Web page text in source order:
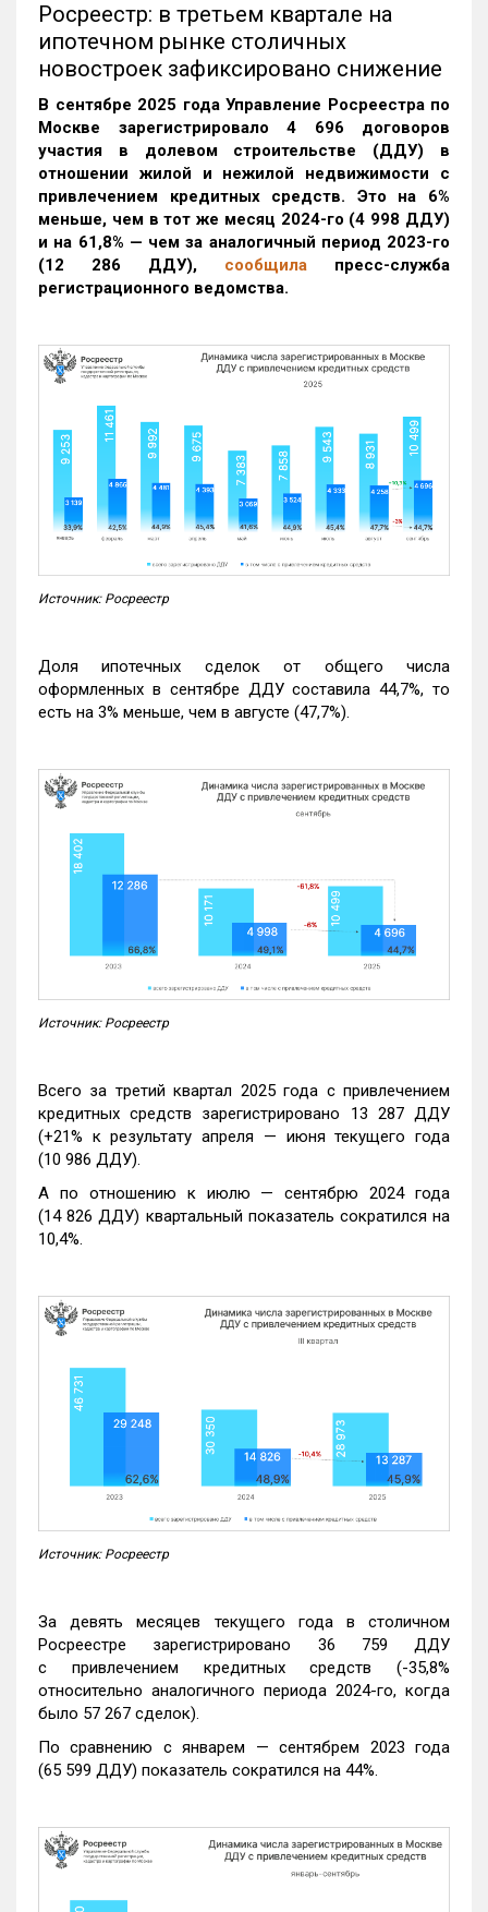
Росреестр: в третьем квартале на
ипотечном рынке столичных
новостроек зафиксировано снижение
В сентябре 2025 года Управление Росреестра по
Москве зарегистрировало 4 696 договоров
участия в долевом строительстве (ДДУ) в
отношении жилой и нежилой недвижимости с
привлечением кредитных средств. Это на 6%
меньше, чем в тот же месяц 2024-го (4 998 ДДУ)
и на 61,8% — чем за аналогичный период 2023-го
(12 286 ДДУ), сообщила пресс-служба
регистрационного ведомства.
Источник: Росреестр
Доля ипотечных сделок от общего числа
оформленных в сентябре ДДУ составила 44,7%, то
есть на 3% меньше, чем в августе (47,7%).
Источник: Росреестр
Всего за третий квартал 2025 года с привлечением
кредитных средств зарегистрировано 13 287 ДДУ
(+21% к результату апреля — июня текущего года
(10 986 ДДУ).
А по отношению к июлю — сентябрю 2024 года
(14 826 ДДУ) квартальный показатель сократился на
10,4%.
Источник: Росреестр
За девять месяцев текущего года в столичном
Росреестре зарегистрировано 36 759 ДДУ
с привлечением кредитных средств (-35,8%
относительно аналогичного периода 2024-го, когда
было 57 267 сделок).
По сравнению с январем — сентябрем 2023 года
(65 599 ДДУ) показатель сократился на 44%.